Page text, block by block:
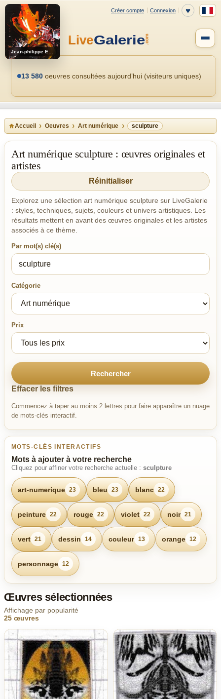
13 580 oeuvres consultées aujourd’hui (visiteurs uniques)
Accueil Oeuvres Art numérique sculpture
Art numérique sculpture : œuvres originales et
artistes
Réinitialiser
Explorez une sélection art numérique sculpture sur LiveGalerie
: styles, techniques, sujets, couleurs et univers artistiques. Les
résultats mettent en avant des œuvres originales et les artistes
associés à ce thème.
Par mot(s) clé(s)
Catégorie
Prix
Rechercher
Effacer les filtres
Commencez à taper au moins 2 lettres pour faire apparaître un nuage
de mots-clés interactif.
MOTS-CLÉS INTERACTIFS
Mots à ajouter à votre recherche
Cliquez pour affiner votre recherche actuelle : sculpture
art-numerique 23 bleu 23 blanc 22
peinture 22 rouge 22 violet 22 noir 21
vert 21 dessin 14 couleur 13 orange 12
personnage 12
Œuvres sélectionnées
Affichage par popularité
25 œuvres